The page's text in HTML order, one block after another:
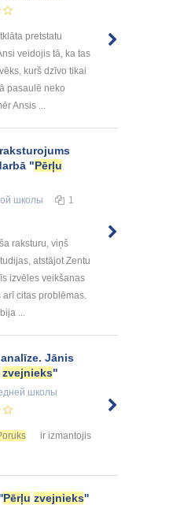
pretstatu
veidojis tā, ka tas
kurš dzīvo tikai
pasaulē neko
Ansis ...
"Pērļu
школы 1
raksturu, viņš
atstājot Zentu
izvēles veikšanas
citas problēmas.
...
Jānis
zvejnieks"
школы
ir izmantojis
Pērļu zvejnieks''